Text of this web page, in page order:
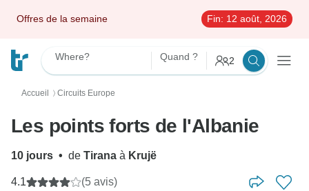
Offres de la semaine Fin: 12 août, 2026
Where? Quand ? 2
Accueil 〉 Circuits Europe
Les points forts de l'Albanie
10 jours • de Tirana à Krujë
4.1 (5 avis)